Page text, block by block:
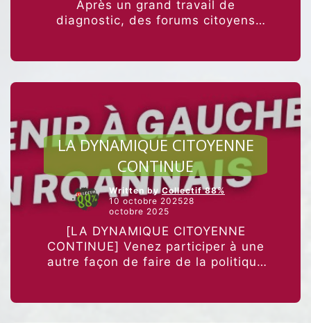
Après un grand travail de
diagnostic, des forums citoyens
d’approfondissement sur des axes
de travail complémentaires et
Poursuivre la lecture “[C’EST
CE
JEUDI
30
LA
AGRICULTURE ET ALIMENTATION
LA DYNAMIQUE CITOYENNE
CONTINUE
Written byCollectif 88%
10 octobre 202528
octobre 2025
[LA DYNAMIQUE CITOYENNE
CONTINUE] Venez participer à une
autre façon de faire de la politique
OCTOBRE À 19H …